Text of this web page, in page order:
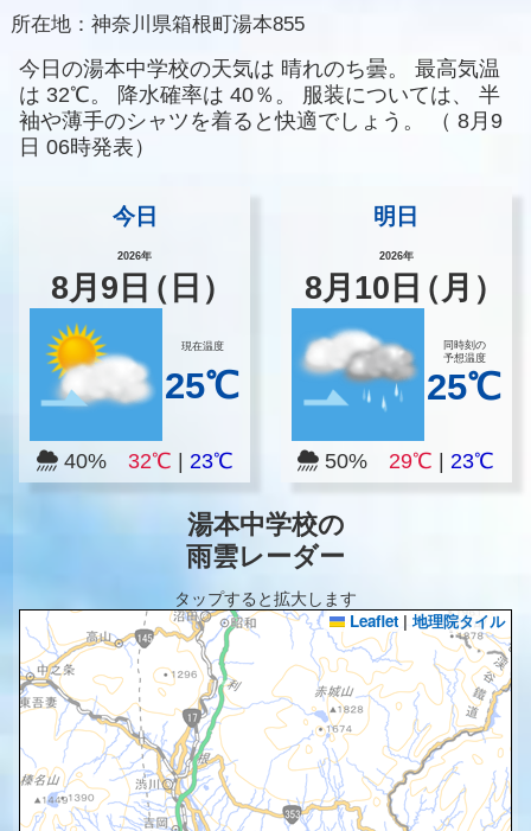
所在地： 神奈川県箱根町湯本855
今日の湯本中学校の天気は 晴れのち曇。
最高気温
は 32℃。 降水確率は 40％。 服装については、
半
袖や薄手のシャツを着ると快適でしょう。
（ 8月9
日 06時発表）
今日
2026年
8月 9 日（日）
現在温度
25℃
40% 32℃ 23℃
明日
2026年
8月 10 日（月）
同時刻の
予想温度
25℃
50% 29℃ |23℃
湯本中学校の
雨雲レーダー
タップすると拡大します
Leaflet | 地理院タイル